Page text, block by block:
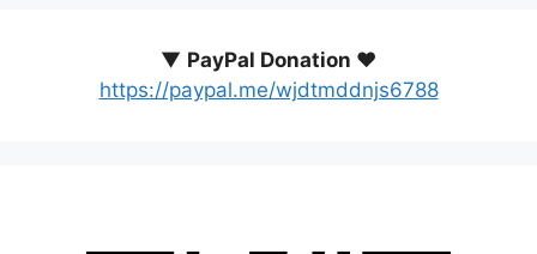
▼ PayPal Donation ♥️
https://paypal.me/wjdtmddnjs6788